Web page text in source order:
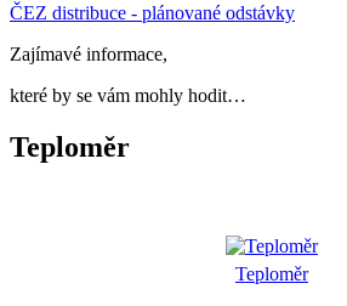
ČEZ distribuce - plánované odstávky
Zajímavé informace,
které by se vám mohly hodit…
Teploměr
Teploměr